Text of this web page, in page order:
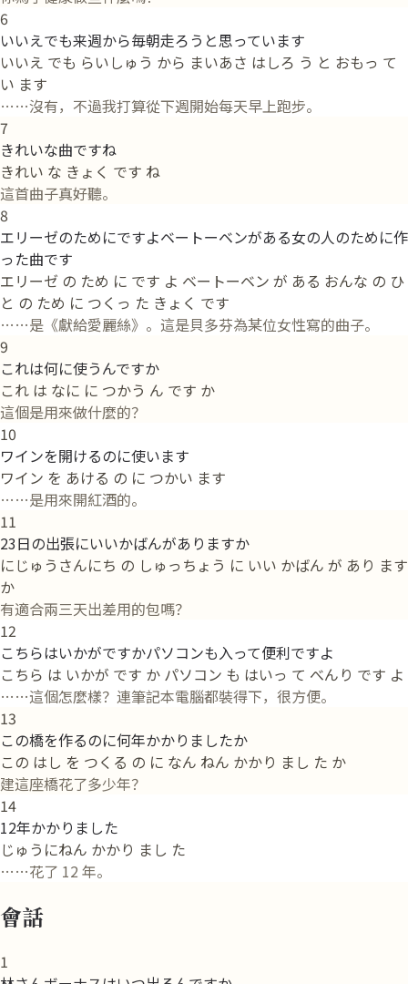
6
いいえでも来週から毎朝走ろうと思っています
いいえ でも らいしゅう から まいあさ はしろ う と おもっ て
い ます
……沒有，不過我打算從下週開始每天早上跑步。
7
きれいな曲ですね
きれい な きょく です ね
這首曲子真好聽。
8
エリーゼのためにですよベートーベンがある女の人のために作
った曲です
エリーゼ の ため に です よ ベートーベン が ある おんな の ひ
と の ため に つくっ た きょく です
……是《獻給愛麗絲》。這是貝多芬為某位女性寫的曲子。
9
これは何に使うんですか
これ は なに に つかう ん です か
這個是用來做什麼的？
10
ワインを開けるのに使います
ワイン を あける の に つかい ます
……是用來開紅酒的。
11
23日の出張にいいかばんがありますか
にじゅうさんにち の しゅっちょう に いい かばん が あり ます
か
有適合兩三天出差用的包嗎？
12
こちらはいかがですかパソコンも入って便利ですよ
こちら は いかが です か パソコン も はいっ て べんり です よ
……這個怎麼樣？連筆記本電腦都裝得下，很方便。
13
この橋を作るのに何年かかりましたか
この はし を つくる の に なん ねん かかり まし た か
建這座橋花了多少年？
14
12年かかりました
じゅうにねん かかり まし た
……花了 12 年。
會話
1